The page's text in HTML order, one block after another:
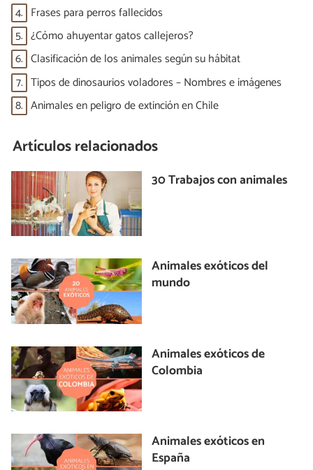
4. Frases para perros fallecidos
5. ¿Cómo ahuyentar gatos callejeros?
6. Clasificación de los animales según su hábitat
7. Tipos de dinosaurios voladores – Nombres e imágenes
8. Animales en peligro de extinción en Chile
Artículos relacionados
30 Trabajos con animales
Animales exóticos del
mundo
Animales exóticos de
Colombia
Animales exóticos en
España